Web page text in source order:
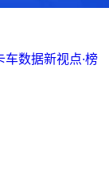
车数据新视点·榜